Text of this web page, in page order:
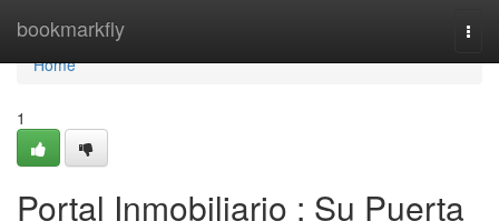
bookmarkfly
Home
Home
1
Portal Inmobiliario : Su Puerta